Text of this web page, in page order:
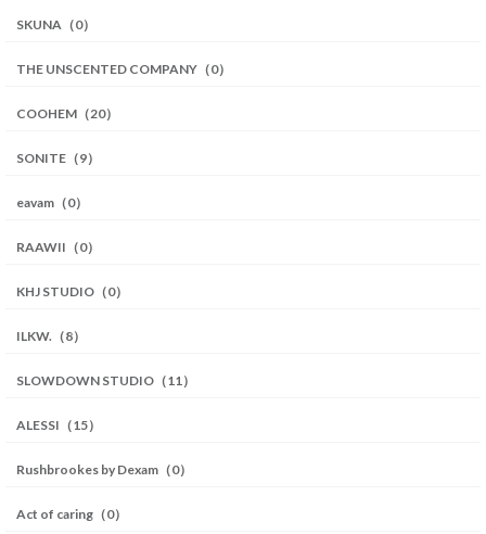
SKUNA（0）
THE UNSCENTED COMPANY（0）
COOHEM（20）
SONITE（9）
eavam（0）
RAAWII（0）
KHJ STUDIO（0）
ILKW.（8）
SLOWDOWN STUDIO（11）
ALESSI（15）
Rushbrookes by Dexam（0）
Act of caring（0）